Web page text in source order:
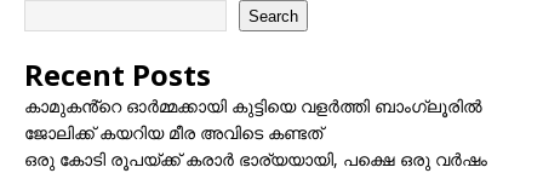
Search
Recent Posts
കാമുകൻ്റെ ഓർമ്മക്കായി കുട്ടിയെ വളർത്തി ബാംഗ്ലൂരിൽ
ജോലിക്ക് കയറിയ മീര അവിടെ കണ്ടത്
ഒരു കോടി രൂപയ്ക്ക് കരാർ ഭാര്യയായി, പക്ഷെ ഒരു വർഷം